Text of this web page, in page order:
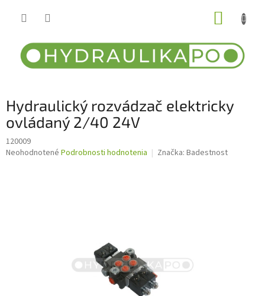
Hydraulický rozvádzač elektricky
ovládaný 2/40 24V
120009
Priemerné
Neohodnotené Podrobnosti hodnotenia Značka: Badestnost